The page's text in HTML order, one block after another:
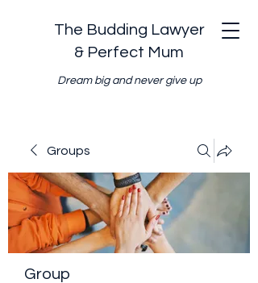
The Budding Lawyer
& Perfect Mum
Dream big and never give up
Groups
Group